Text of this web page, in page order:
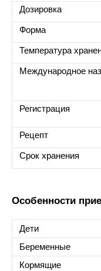
Дозировка
Форма
Температура
Международное
Регистрация
Рецепт
Срок хранения
Особенности
Дети
Беременные
Кормящие